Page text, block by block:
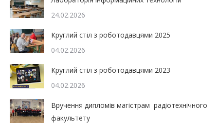
24.02.2026
Круглий стіл з роботодавцями 2025
04.02.2026
Круглий стіл з роботодавцями 2023
04.02.2026
Вручення дипломів магістрам радіотехнічного
факультету